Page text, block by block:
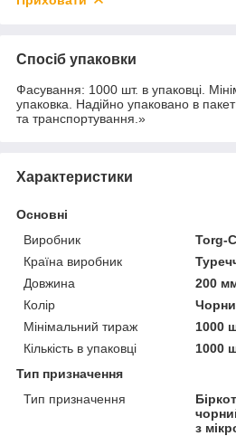
Спосіб упаковки
Фасування: 1000 шт. в упаковці.
упаковка. Надійно упаковано в
та транспортування.»
Характеристики
Основні
Виробник
Torg-
Країна виробник
Довжина
200
Колір
Мінімальний тираж
1000
Кількість в упаковці
1000
Тип призначення
Тип призначення
з